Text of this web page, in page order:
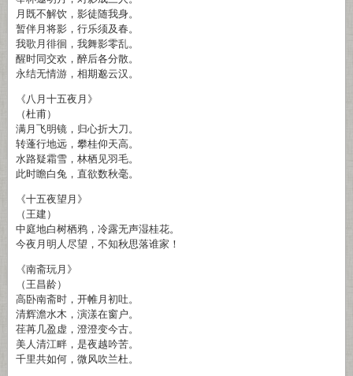
月既不解饮，影徒随我身。
暂伴月将影，行乐须及春。
我歌月徘徊，我舞影零乱。
醒时同交欢，醉后各分散。
永结无情游，相期邈云汉。
《八月十五夜月》
（杜甫）
满月飞明镜，归心折大刀。
转蓬行地远，攀桂仰天高。
水路疑霜雪，林栖见羽毛。
此时瞻白兔，直欲数秋毫。
《十五夜望月》
（王建）
中庭地白树栖鸦，冷露无声湿桂花。
今夜月明人尽望，不知秋思落谁家！
《南斋玩月》
（王昌龄）
高卧南斋时，开帷月初吐。
清辉澹水木，演漾在窗户。
荏苒几盈虚，澄澄变今古。
美人清江畔，是夜越吟苦。
千里共如何，微风吹兰杜。